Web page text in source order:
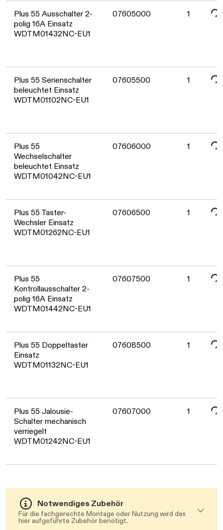
Plus 55 Ausschalter 2-
polig 16A Einsatz
WDTM01432NC-EU1
07605000 1
Plus 55 Serienschalter
beleuchtet Einsatz
WDTM01102NC-EU1
07605500 1
Plus 55
Wechselschalter
beleuchtet Einsatz
WDTM01042NC-EU1
07606000 1
Plus 55 Taster-
Wechsler Einsatz
WDTM01262NC-EU1
07606500 1
Plus 55
Kontrollausschalter 2-
polig 16A Einsatz
WDTM01442NC-EU1
07607500 1
Plus 55 Doppeltaster
Einsatz
WDTM01132NC-EU1
07608500 1
Plus 55 Jalousie-
Schalter mechanisch
verriegelt
WDTM01242NC-EU1
07607000 1
Notwendiges Zubehör
Für die fachgerechte Montage oder Nutzung wird das
hier aufgeführte Zubehör benötigt.